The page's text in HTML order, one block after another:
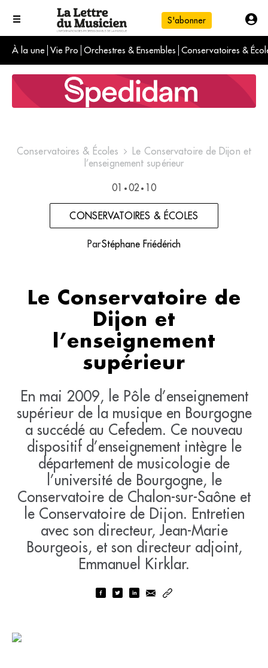
S'abonner
À la une Vie Pro Orchestres & Ensembles Conservatoires &
L'info du jour
Le numéro du mois
International
Conservatoires & Écoles
Le Conservatoire de Dijon et
l’enseignement supérieur
01 • 02 • 10
CONSERVATOIRES & ÉCOLES
ParStéphane Friédérich
Le Conservatoire de
Dijon et
l’enseignement
supérieur
En mai 2009, le Pôle d’enseignement
supérieur de la musique en Bourgogne
a succédé au Cefedem. Ce nouveau
dispositif d’enseignement intègre le
département de musicologie de
l’université de Bourgogne, le
Conservatoire de Chalon-sur-Saône et
le Conservatoire de Dijon. Entretien
avec son directeur, Jean-Marie
Bourgeois, et son directeur adjoint,
Emmanuel Kirklar.